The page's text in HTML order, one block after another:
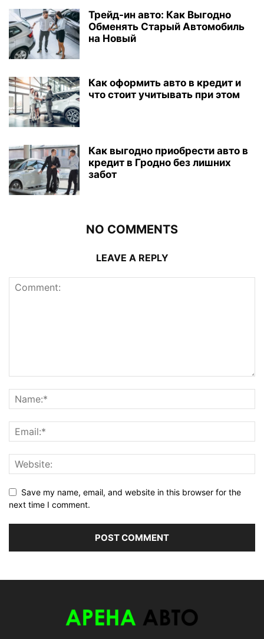
Трейд-ин авто: Как Выгодно
Обменять Старый Автомобиль
на Новый
Как оформить авто в кредит и
что стоит учитывать при этом
Как выгодно приобрести авто в
кредит в Гродно без лишних
забот
NO COMMENTS
LEAVE A REPLY
Save my name, email, and website in this browser for the
next time I comment.